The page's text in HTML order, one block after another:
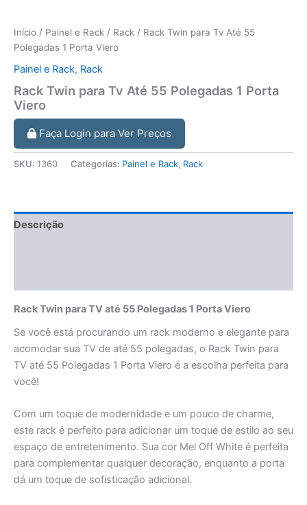
Início / Painel e Rack / Rack / Rack Twin para Tv Até 55
Polegadas 1 Porta Viero
Painel e Rack, Rack
Rack Twin para Tv Até 55 Polegadas 1 Porta
Viero
Faça Login para Ver Preços
SKU: 1360 Categorias: Painel e Rack, Rack
Descrição
Rack Twin para TV até 55 Polegadas 1 Porta Viero
Se você está procurando um rack moderno e elegante para
acomodar sua TV de até 55 polegadas, o Rack Twin para
TV até 55 Polegadas 1 Porta Viero é a escolha perfeita para
você!
Com um toque de modernidade e um pouco de charme,
este rack é perfeito para adicionar um toque de estilo ao seu
espaço de entretenimento. Sua cor Mel Off White é perfeita
para complementar qualquer decoração, enquanto a porta
dá um toque de sofisticação adicional.